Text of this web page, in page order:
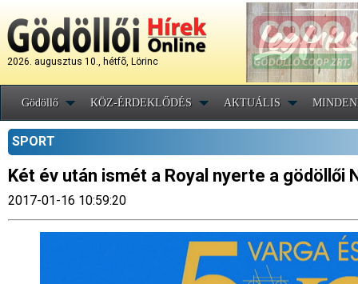
2026. augusztus 10., hétfõ, Lörinc
Gödöllő KÖZ-ÉRDEKLŐDÉS AKTUÁLIS
SPORT
Két év után ismét a Royal nyerte a gödöllői
2017-01-16 10:59:20